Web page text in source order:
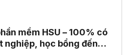
mềm HSU – 100% có
học bổng đến